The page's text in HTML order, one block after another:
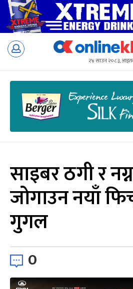
Skip
२४ साउन २०८३,
साइबर ठगी र
जोगाउन नयाँ
गुगल
0